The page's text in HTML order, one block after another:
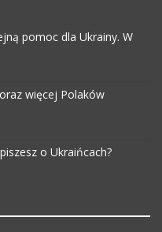
pomoc dla Ukrainy. W
więcej Polaków
o Ukraińcach?